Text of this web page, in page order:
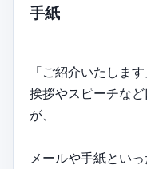
手紙
「ご紹介いたしま
挨拶やスピーチな
が、
メールや手紙とい